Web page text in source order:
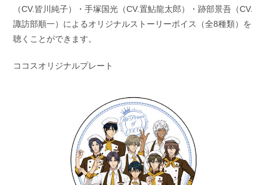
（CV.皆川純子）・手塚国光（CV.置鮎龍太郎）・跡部景吾（CV.
諏訪部順一）によるオリジナルストーリーボイス（全8種類）を
聴くことができます。
ココスオリジナルプレート